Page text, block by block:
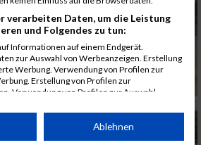
verarbeiten Daten, um die Leistung
und Folgendes zu tun:
Informationen auf einem Endgerät.
zur Auswahl von Werbeanzeigen. Erstellung
Werbung. Verwendung von Profilen zur
Erstellung von Profilen zur
Verwendung von Profilen zur Auswahl
von Zielgruppen durch Statistiken oder
verschiedenen Quellen. Entwicklung und
Ablehnen